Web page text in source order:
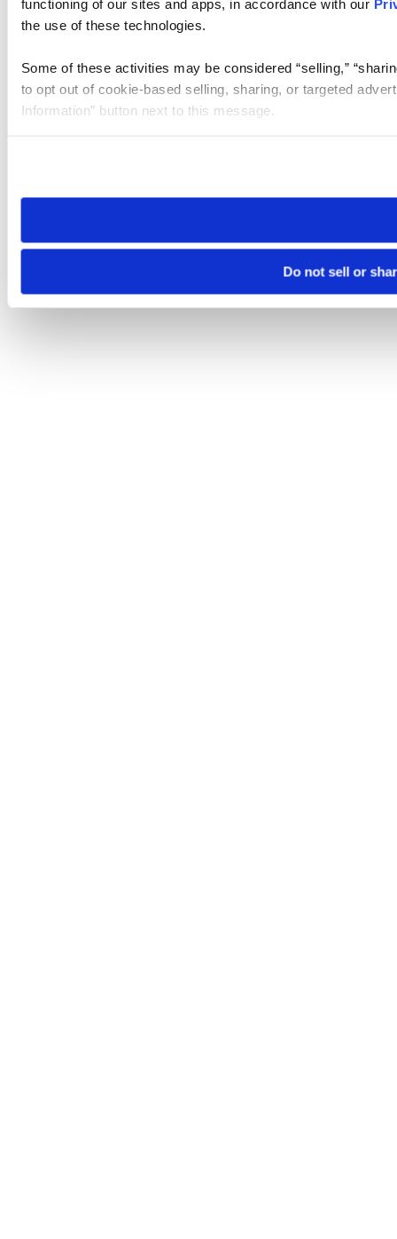
functioning of our sites and apps, in accordance with our
the use of these technologies.
Some of these activities may be considered “selling,”
to opt out of cookie-based selling, sharing, or targeted
Information” button next to this message.
need to be set again.
Do not sell or